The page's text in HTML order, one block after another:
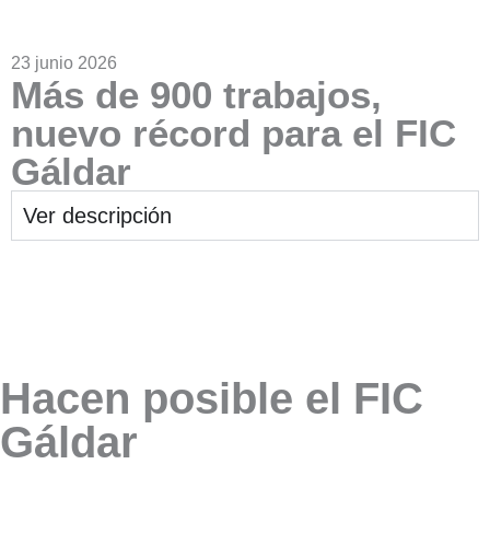
23 junio 2026
Más de 900 trabajos,
nuevo récord para el FIC
Gáldar
Ver descripción
Hacen posible el FIC
Gáldar